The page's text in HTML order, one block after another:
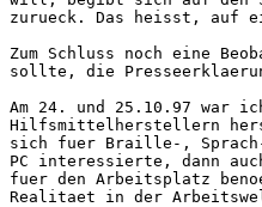
zurueck. Das heisst, auf
Zum Schluss noch eine
sollte, die
Am 24. und 25.10.97 war
Hilfsmittelherstellern
sich fuer Braille-, Sprach-
PC interessierte, dann
fuer den Arbeitsplatz
Realitaet in der